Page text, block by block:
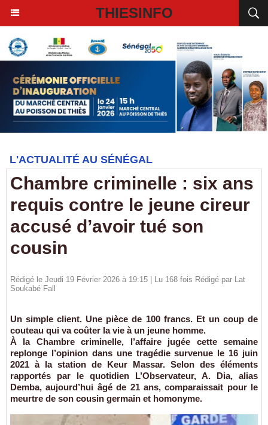
THIESINFO
L'ACTUALITÉ AU SÉNÉGAL
Chambre criminelle : six ans
requis contre le jeune cireur
accusé d’avoir tué son
cousin
Rédigé le Jeudi 19 Février 2026 à 19:15 | Lu 168 fois Rédigé par Lat
Soukabé Fall
Un simple client. Une pièce de 100 francs. Et un coup de
couteau qui va coûter la vie à un jeune homme.
À la Chambre criminelle, l’affaire jugée cette semaine
replonge l’opinion dans une tragédie survenue le 16 juin
2021 à la station de Keur Massar. Selon des éléments
rapportés par le quotidien L’Observateur, A. Dia, alias
Demba, aujourd’hui âgé de 21 ans, comparaissait pour le
meurtre de son cousin germain et homonyme.